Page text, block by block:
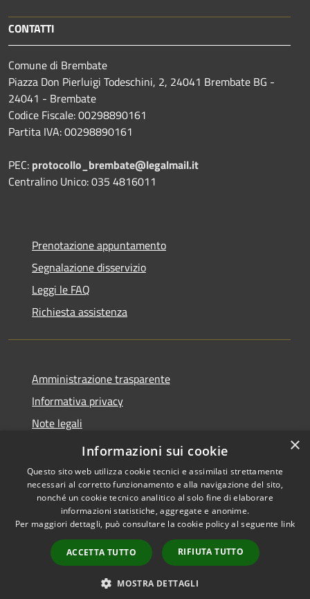
CONTATTI
Comune di Brembate
Piazza Don Pierluigi Todeschini, 2, 24041 Brembate BG -
24041 - Brembate
Codice Fiscale: 00298890161
Partita IVA: 00298890161
PEC: protocollo_brembate@legalmail.it
Centralino Unico: 035 4816011
Prenotazione appuntamento
Segnalazione disservizio
Leggi le FAQ
Richiesta assistenza
Amministrazione trasparente
Informativa privacy
Note legali
Dichiarazione di accessibilità
Accessibilità
Copyright © 2026 • Comune di
Brembate • Powered by
Municipium•
Accesso
redazione
×
Informazioni sui cookie
Questo sito web utilizza cookie tecnici e assimilati strettamente
necessari al corretto funzionamento e alla navigazione del sito,
nonché un cookie tecnico analitico al solo fine di elaborare
informazioni statistiche, aggregate e anonime.
Per maggiori dettagli, può consultare la cookie policy al seguente link
ACCETTA TUTTO RIFIUTA TUTTO
MOSTRA DETTAGLI